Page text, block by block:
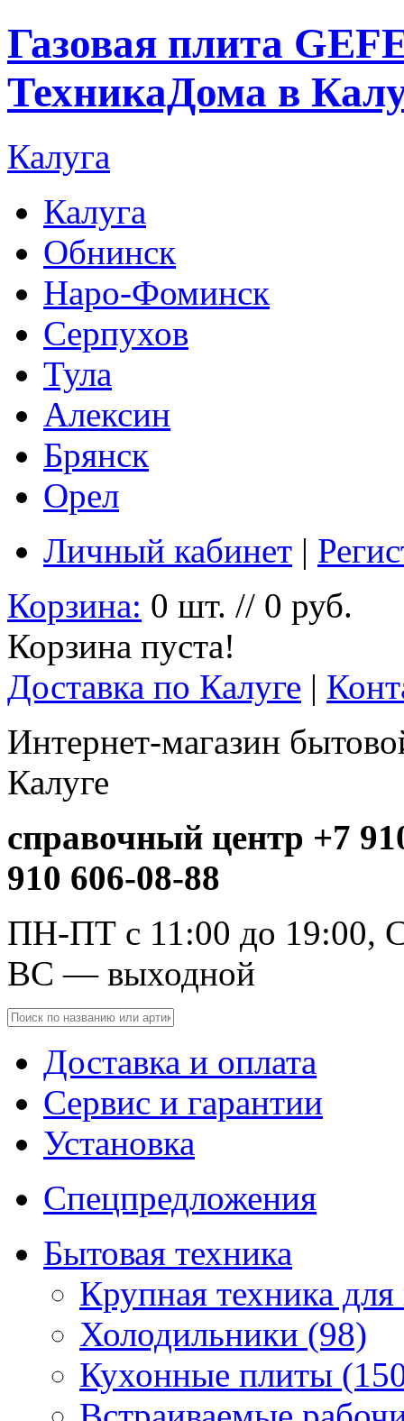
Газовая плита
ТехникаДома в
Калуга
Калуга
Обнинск
Наро-Фоминск
Серпухов
Тула
Алексин
Брянск
Орел
Личный кабинет |
Корзина: 0 шт. // 0 руб.
Корзина пуста!
Доставка по Калуге |
Интернет-магазин
Калуге
справочный центр +7
910 606-08-88
ПН-ПТ с 11:00 до 19:00,
ВС — выходной
Доставка и оплата
Сервис и гарантии
Установка
Спецпредложения
Бытовая техника
Крупная техника
Холодильники (98)
Кухонные плиты